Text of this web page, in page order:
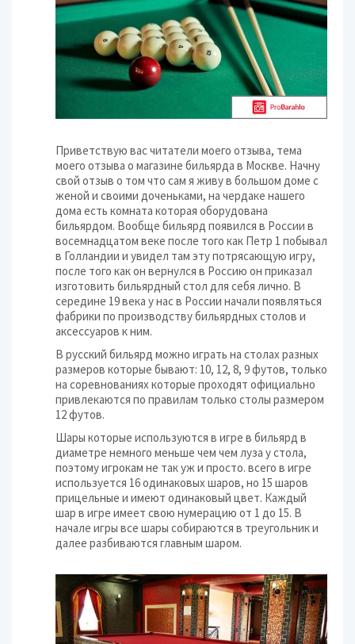
Приветствую вас читатели моего отзыва, тема
моего отзыва о магазине бильярда в Москве. Начну
свой отзыв о том что сам я живу в большом доме с
женой и своими доченьками, на чердаке нашего
дома есть комната которая оборудована
бильярдом. Вообще бильярд появился в России в
восемнадцатом веке после того как Петр 1 побывал
в Голландии и увидел там эту потрясающую игру,
после того как он вернулся в Россию он приказал
изготовить бильярдный стол для себя лично. В
середине 19 века у нас в России начали появляться
фабрики по производству бильярдных столов и
аксессуаров к ним.
В русский бильярд можно играть на столах разных
размеров которые бывают: 10, 12, 8, 9 футов, только
на соревнованиях которые проходят официально
привлекаются по правилам только столы размером
12 футов.
Шары которые используются в игре в бильярд в
диаметре немного меньше чем чем луза у стола,
поэтому игрокам не так уж и просто. всего в игре
используется 16 одинаковых шаров, но 15 шаров
прицельные и имеют одинаковый цвет. Каждый
шар в игре имеет свою нумерацию от 1 до 15. В
начале игры все шары собираются в треугольник и
далее разбиваются главным шаром.